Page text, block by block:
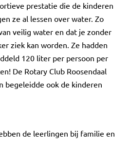
prestatie die de kinderen
ze al lessen over water. Zo
veilig water en dat je zonder
ziek kan worden. Ze hadden
120 liter per persoon per
De Rotary Club Roosendaal
begeleidde ook de kinderen
de leerlingen bij familie en